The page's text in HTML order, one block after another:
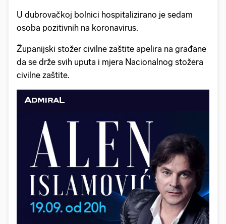
U dubrovačkoj bolnici hospitalizirano je sedam
osoba pozitivnih na koronavirus.
Županijski stožer civilne zaštite apelira na građane
da se drže svih uputa i mjera Nacionalnog stožera
civilne zaštite.